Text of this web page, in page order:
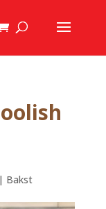
| Bakst